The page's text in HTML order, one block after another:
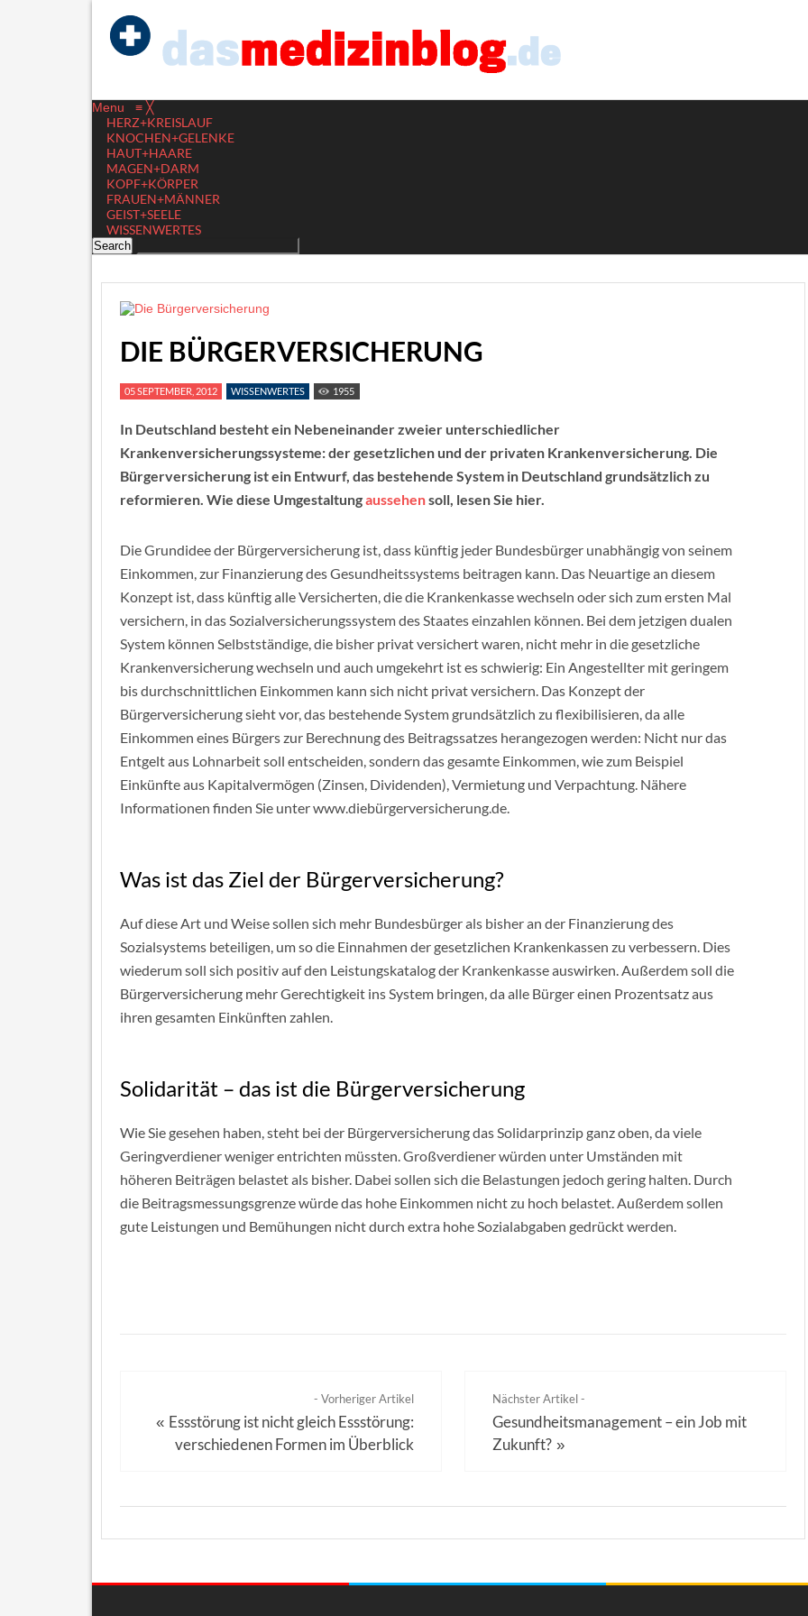
Menu ≡ ╳
HERZ+KREISLAUF
KNOCHEN+GELENKE
HAUT+HAARE
MAGEN+DARM
KOPF+KÖRPER
FRAUEN+MÄNNER
GEIST+SEELE
WISSENWERTES
DIE BÜRGERVERSICHERUNG
05 SEPTEMBER, 2012 WISSENWERTES 1955
In Deutschland besteht ein Nebeneinander zweier unterschiedlicher
Krankenversicherungssysteme: der gesetzlichen und der privaten Krankenversicherung. Die
Bürgerversicherung ist ein Entwurf, das bestehende System in Deutschland grundsätzlich zu
reformieren. Wie diese Umgestaltungaussehensoll, lesen Sie hier.
Die Grundidee der Bürgerversicherung ist, dass künftig jeder Bundesbürger unabhängig von seinem
Einkommen, zur Finanzierung des Gesundheitssystems beitragen kann. Das Neuartige an diesem
Konzept ist, dass künftig alle Versicherten, die die Krankenkasse wechseln oder sich zum ersten Mal
versichern, in das Sozialversicherungssystem des Staates einzahlen können. Bei dem jetzigen dualen
System können Selbstständige, die bisher privat versichert waren, nicht mehr in die gesetzliche
Krankenversicherung wechseln und auch umgekehrt ist es schwierig: Ein Angestellter mit geringem
bis durchschnittlichen Einkommen kann sich nicht privat versichern. Das Konzept der
Bürgerversicherung sieht vor, das bestehende System grundsätzlich zu flexibilisieren, da alle
Einkommen eines Bürgers zur Berechnung des Beitragssatzes herangezogen werden: Nicht nur das
Entgelt aus Lohnarbeit soll entscheiden, sondern das gesamte Einkommen, wie zum Beispiel
Einkünfte aus Kapitalvermögen (Zinsen, Dividenden), Vermietung und Verpachtung. Nähere
Informationen finden Sie unter www.diebürgerversicherung.de.
Was ist das Ziel der Bürgerversicherung?
Auf diese Art und Weise sollen sich mehr Bundesbürger als bisher an der Finanzierung des
Sozialsystems beteiligen, um so die Einnahmen der gesetzlichen Krankenkassen zu verbessern. Dies
wiederum soll sich positiv auf den Leistungskatalog der Krankenkasse auswirken. Außerdem soll die
Bürgerversicherung mehr Gerechtigkeit ins System bringen, da alle Bürger einen Prozentsatz aus
ihren gesamten Einkünften zahlen.
Solidarität – das ist die Bürgerversicherung
Wie Sie gesehen haben, steht bei der Bürgerversicherung das Solidarprinzip ganz oben, da viele
Geringverdiener weniger entrichten müssten. Großverdiener würden unter Umständen mit
höheren Beiträgen belastet als bisher. Dabei sollen sich die Belastungen jedoch gering halten. Durch
die Beitragsmessungsgrenze würde das hohe Einkommen nicht zu hoch belastet. Außerdem sollen
gute Leistungen und Bemühungen nicht durch extra hohe Sozialabgaben gedrückt werden.
- Vorheriger Artikel
« Essstörung ist nicht gleich Essstörung:
verschiedenen Formen im Überblick
Nächster Artikel -
Gesundheitsmanagement – ein Job mit
Zukunft? »